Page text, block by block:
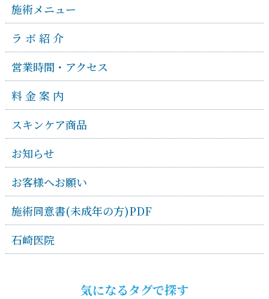
施術メニュー
ラ ボ 紹 介
営業時間・アクセス
料 金 案 内
スキンケア商品
お知らせ
お客様へお願い
施術同意書(未成年の方)PDF
石崎医院
気になるタグで探す